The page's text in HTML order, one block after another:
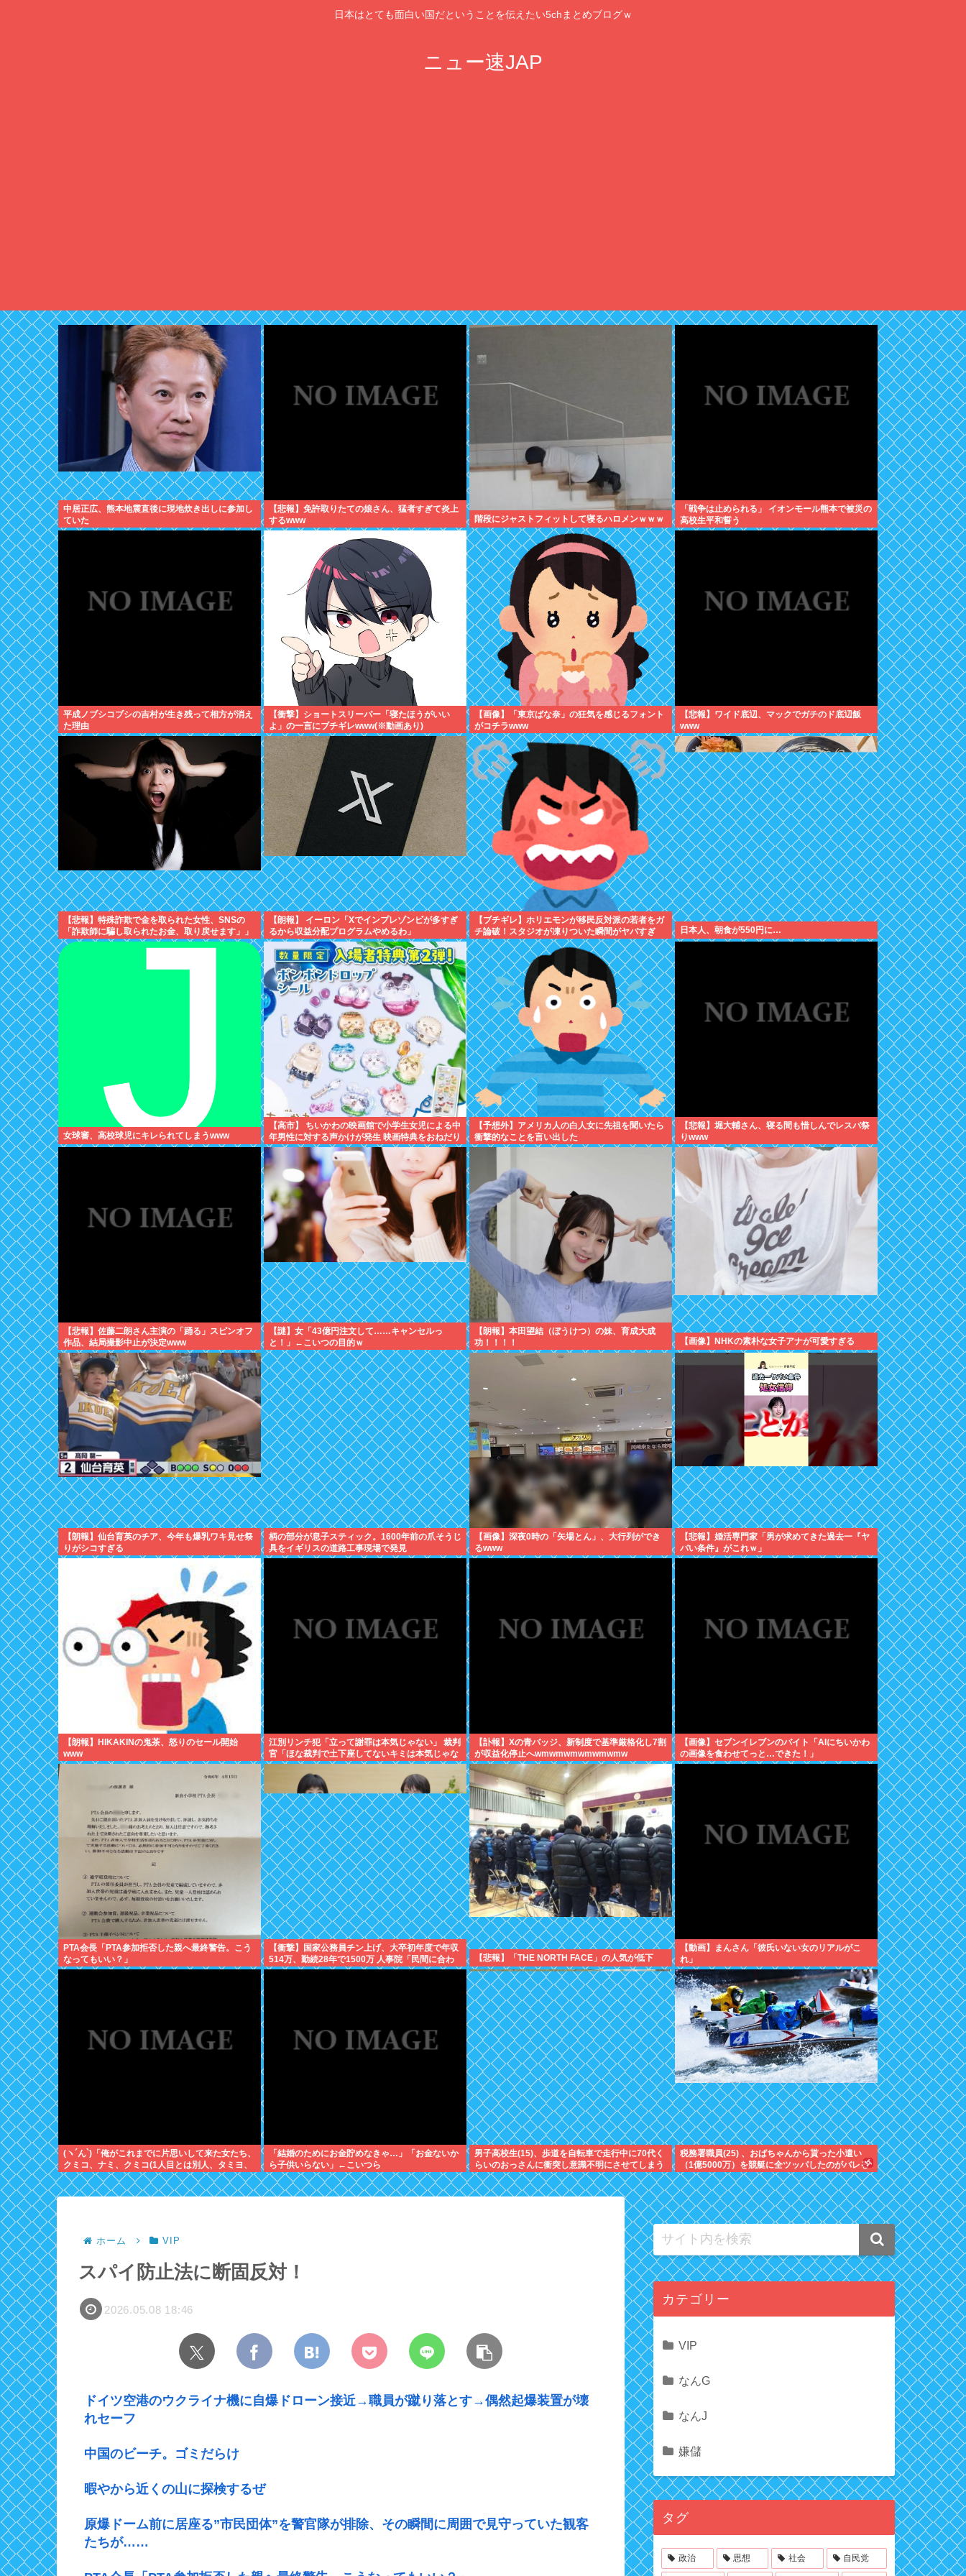
日本はとても面白い国だということを伝えたい5chまとめブログｗ
ニュー速JAP
中居正広、熊本地震直後に現地炊き出しに参加し
ていた
【悲報】免許取りたての娘さん、猛者すぎて炎上
するwww
階段にジャストフィットして寝るハロメンｗｗｗ
「戦争は止められる」 イオンモール熊本で被災の
高校生平和誓う
平成ノブシコブシの吉村が生き残って相方が消え
た理由
【衝撃】ショートスリーパー「寝たほうがいい
よ」の一言にブチギレwww(※動画あり)
【画像】「東京ばな奈」の狂気を感じるフォント
がコチラwww
【悲報】ワイド底辺、マックでガチのド底辺飯
www
【悲報】特殊詐欺で金を取られた女性、SNSの
「詐欺師に騙し取られたお金、取り戻せます」」
に釣られさらに240万円失うwww
【朗報】 イーロン「Xでインプレゾンビが多すぎ
るから収益分配プログラムやめるわ」
【ブチギレ】ホリエモンが移民反対派の若者をガ
チ論破！スタジオが凍りついた瞬間がヤバすぎ
る…
日本人、朝食が550円に…
女球審、高校球児にキレられてしまうwww
【高市】 ちいかわの映画館で小学生女児による中
年男性に対する声かけが発生 映画特典をおねだり
【予想外】アメリカ人の白人女に先祖を聞いたら
衝撃的なことを言い出した
【悲報】堀大輔さん、寝る間も惜しんでレスバ祭
りwww
【悲報】佐藤二朗さん主演の「踊る」スピンオフ
作品、結局撮影中止が決定www
【謎】女「43億円注文して……キャンセルっ
と！」←こいつの目的ｗ
【朗報】本田望結（ぼうけつ）の妹、育成大成
功！！！！
【画像】NHKの素朴な女子アナが可愛すぎる
【朗報】仙台育英のチア、今年も爆乳ワキ見せ祭
りがシコすぎる
柄の部分が息子スティック。1600年前の爪そうじ
具をイギリスの道路工事現場で発見
【画像】深夜0時の「矢場とん」、大行列ができ
るwww
【悲報】婚活専門家「男が求めてきた過去一『ヤ
バい条件』がこれｗ」
【朗報】HIKAKINの鬼茶、怒りのセール開始
www
江別リンチ犯「立って謝罪は本気じゃない」 裁判
官「ほな裁判で土下座してないキミは本気じゃな
いな」
【訃報】Xの青バッジ、新制度で基準厳格化し7割
が収益化停止へwmwmwmwmwmwmw
【画像】セブンイレブンのバイト「AIにちいかわ
の画像を食わせてっと…できた！」
PTA会長「PTA参加拒否した親へ最終警告。こう
なってもいい？」
【衝撃】国家公務員チン上げ、大卒初年度で年収
514万、勤続28年で1500万 人事院「民間に合わ
せた」
【悲報】「THE NORTH FACE」の人気が低下
【動画】まんさん「彼氏いない女のリアルがこ
れ」
(ヽ´ん`)「俺がこれまでに片思いして来た女たち、
クミコ、ナミ、クミコ(1人目とは別人、タミヨ、
カオリ、ユカリ…」
「結婚のためにお金貯めなきゃ…」「お金ないか
ら子供いらない」←こいつら
男子高校生(15)、歩道を自転車で走行中に70代く
らいのおっさんに衝突し意識不明にさせてしまう
税務署職員(25) 、おばちゃんから貰った小遣い
（1億5000万）を競艇に全ツッパしたのがバレる
ｗｗｗ
ホーム VIP
スパイ防止法に断固反対！
2026.05.08 18:46
ドイツ空港のウクライナ機に自爆ドローン接近→職員が蹴り落とす→偶然起爆装置が壊
れセーフ
中国のビーチ。ゴミだらけ
暇やから近くの山に探検するぜ
原爆ドーム前に居座る”市民団体”を警官隊が排除、その瞬間に周囲で見守っていた観客
たちが……
カテゴリー
VIP
なんG
なんJ
嫌儲
タグ
政治 思想 社会 自民党